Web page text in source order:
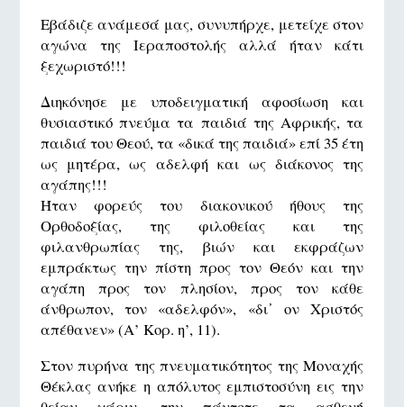
Εβάδιζε ανάμεσά μας, συνυπήρχε, μετείχε στον
αγώνα της Ιεραποστολής αλλά ήταν κάτι
ξεχωριστό!!!
Διηκόνησε με υποδειγματική αφοσίωση και
θυσιαστικό πνεύμα τα παιδιά της Αφρικής, τα
παιδιά του Θεού, τα «δικά της παιδιά» επί 35 έτη
ως μητέρα, ως αδελφή και ως διάκονος της
αγάπης!!!
Ήταν φορεύς του διακονικού ήθους της
Ορθοδοξίας, της φιλοθείας και της
φιλανθρωπίας της, βιών και εκφράζων
εμπράκτως την πίστη προς τον Θεόν και την
αγάπη προς τον πλησίον, προς τον κάθε
άνθρωπον, τον «αδελφόν», «δι᾿ ον Χριστός
απέθανεν» (Α’ Κορ. η’, 11).
Στον πυρήνα της πνευματικότητος της Μοναχής
Θέκλας ανήκε η απόλυτος εμπιστοσύνη εις την